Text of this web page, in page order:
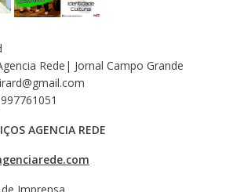
Rede| Jornal Campo Grande
AGENCIA REDE